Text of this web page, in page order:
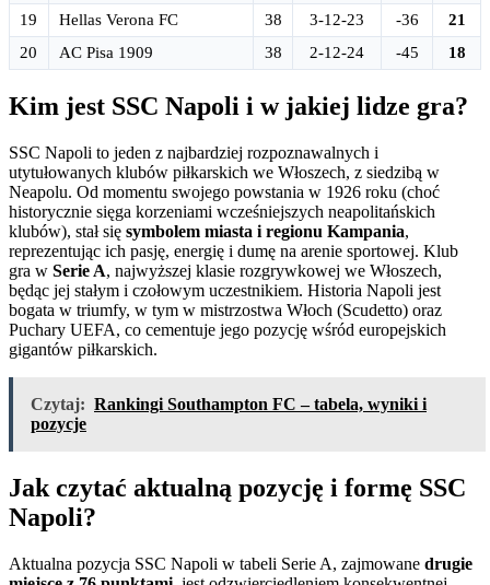
19
Hellas Verona FC 38 3-12-23 -36
21
20
AC Pisa 1909 38 2-12-24 -45 18
Kim jest SSC Napoli i w jakiej lidze gra?
SSC Napoli to jeden z najbardziej rozpoznawalnych i
utytułowanych klubów piłkarskich we Włoszech, z siedzibą w
Neapolu. Od momentu swojego powstania w 1926 roku (choć
historycznie sięga korzeniami wcześniejszych neapolitańskich
klubów), stał się symbolem miasta i regionu Kampania,
reprezentując ich pasję, energię i dumę na arenie sportowej. Klub
gra w Serie A, najwyższej klasie rozgrywkowej we Włoszech,
będąc jej stałym i czołowym uczestnikiem. Historia Napoli jest
bogata w triumfy, w tym w mistrzostwa Włoch (Scudetto) oraz
Puchary UEFA, co cementuje jego pozycję wśród europejskich
gigantów piłkarskich.
Czytaj: Rankingi Southampton FC – tabela, wyniki i
pozycje
Jak czytać aktualną pozycję i formę SSC
Napoli?
Aktualna pozycja SSC Napoli w tabeli Serie A, zajmowane drugie